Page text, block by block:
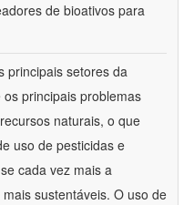
de bioativos para
principais setores da
principais problemas
naturais, o que
uso de pesticidas e
cada vez mais a
sustentáveis. O uso de